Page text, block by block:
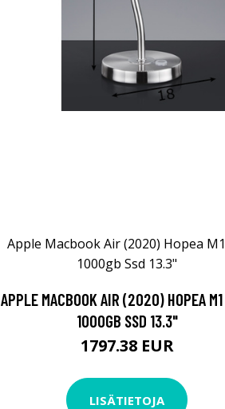
APPLE MACBOOK AIR (2020) HOPEA M1
1000GB SSD 13.3"
1797.38 EUR
LISÄTIETOJA